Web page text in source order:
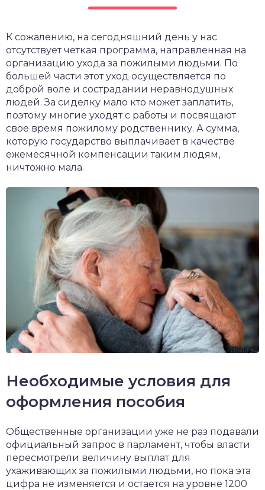
К сожалению, на сегодняшний день у нас
отсутствует четкая программа, направленная на
организацию ухода за пожилыми людьми. По
большей части этот уход осуществляется по
доброй воле и сострадании неравнодушных
людей. За сиделку мало кто может заплатить,
поэтому многие уходят с работы и посвящают
свое время пожилому родственнику. А сумма,
которую государство выплачивает в качестве
ежемесячной компенсации таким людям,
ничтожно мала.
Необходимые условия для
оформления пособия
Общественные организации уже не раз подавали
официальный запрос в парламент, чтобы власти
пересмотрели величину выплат для
ухаживающих за пожилыми людьми, но пока эта
цифра не изменяется и остается на уровне 1200
крыши и кровли
и уход